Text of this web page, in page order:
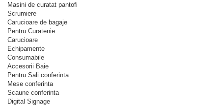
Masini de curatat pantofi
Scrumiere
Carucioare de bagaje
Pentru Curatenie
Carucioare
Echipamente
Consumabile
Accesorii Baie
Pentru Sali conferinta
Mese conferinta
Scaune conferinta
Digital Signage